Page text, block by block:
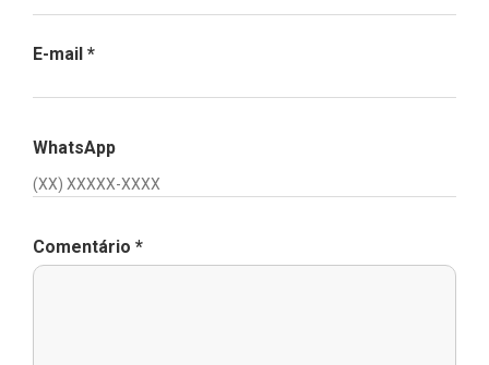
E-mail *
WhatsApp
Comentário *